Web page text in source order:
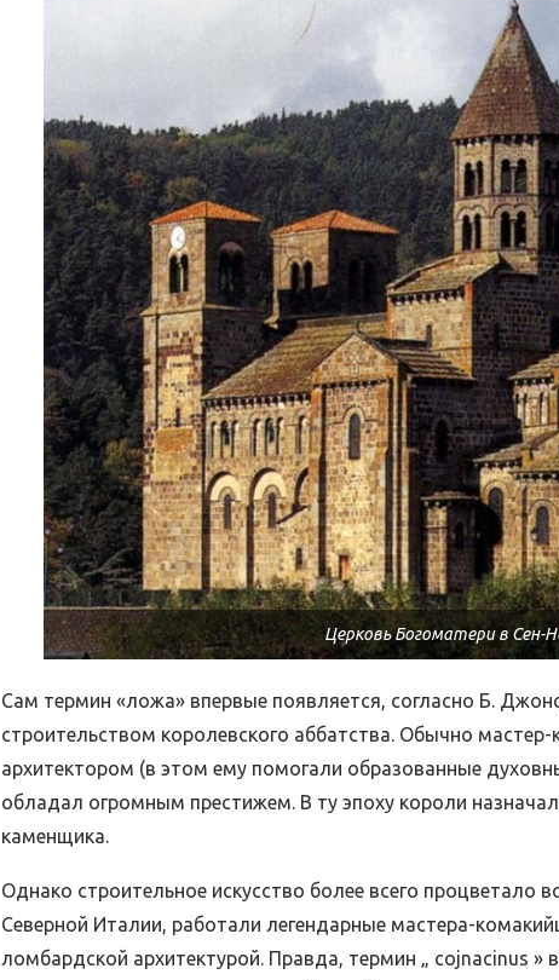
Церковь Богоматери в Сен-
Сам термин «ложа» впервые появляется, согласно Б.
строительством королевского аббатства. Обычно
архитектором (в этом ему помогали образованные
обладал огромным престижем. В ту эпоху короли
каменщика.
Однако строительное искусство более всего процветало
Северной Италии, работали легендарные мастера-
ломбардской архитектурой. Правда, термин „ cojnacinus »